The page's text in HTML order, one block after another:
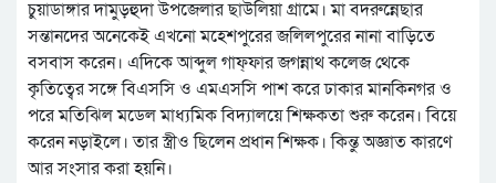
চুয়াডাঙ্গার দামুড়হুদা উপজেলার ছাউলিয়া গ্রামে। মা বদরুন্নেছার
সন্তানদের অনেকেই এখনো মহেশপুরের জলিলপুরের নানা বাড়িতে
বসবাস করেন। এদিকে আব্দুল গাফ্ফার জগন্নাথ কলেজ থেকে
কৃতিত্বের সঙ্গে বিএসসি ও এমএসসি পাশ করে ঢাকার মানকিনগর ও
পরে মতিঝিল মডেল মাধ্যমিক বিদ্যালয়ে শিক্ষকতা শুরু করেন। বিয়ে
করেন নড়াইলে। তার স্ত্রীও ছিলেন প্রধান শিক্ষক। কিন্তু অজ্ঞাত কারণে
আর সংসার করা হয়নি।